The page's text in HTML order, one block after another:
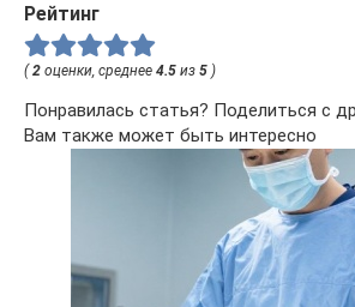
Рейтинг
(2 оценки, среднее 4.5 из 5 )
Понравилась статья? Поделиться с
Вам также может быть интересно